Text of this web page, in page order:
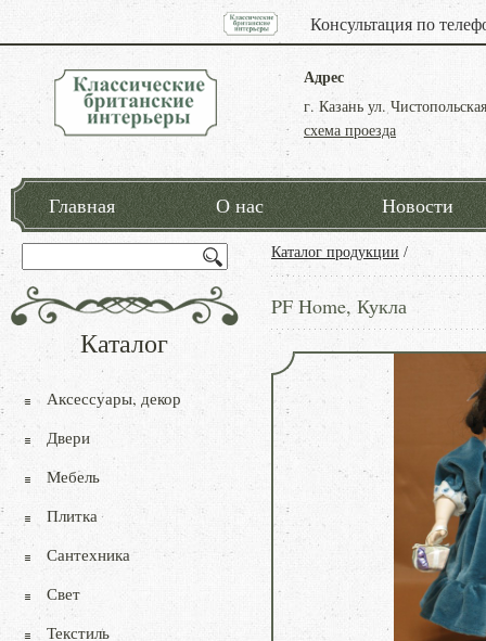
Консультация по
Адрес
г. Казань ул.
схема проезда
Главная О нас Новости
Каталог продукции /
PF Home, Кукла
Каталог
Аксессуары, декор
Двери
Мебель
Плитка
Сантехника
Свет
Текстиль